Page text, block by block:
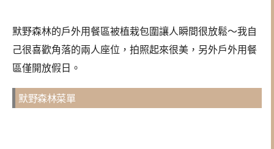
默野森林的戶外用餐區被植栽包圍讓人瞬間很放鬆～我自
己很喜歡角落的兩人座位，拍照起來很美，另外戶外用餐
區僅開放假日。
默野森林菜單